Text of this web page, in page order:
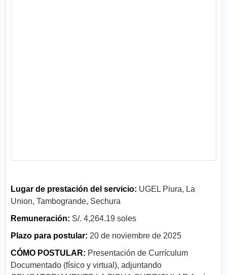
Lugar de prestación del servicio: UGEL Piura, La
Union, Tambogrande, Sechura
Remuneración: S/. 4,264.19 soles
Plazo para postular: 20 de noviembre de 2025
CÓMO POSTULAR: Presentación de Currículum
Documentado (físico y virtual), adjuntando